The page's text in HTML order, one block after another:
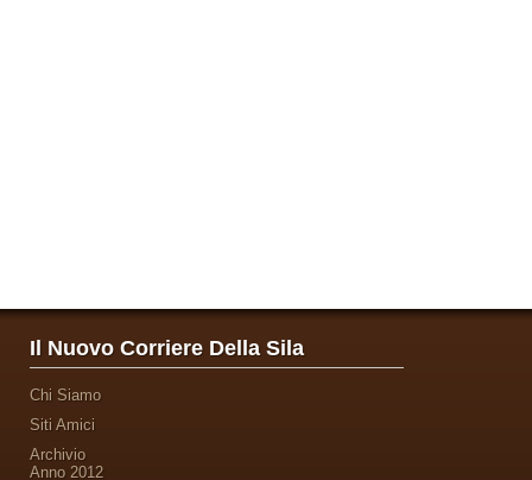
Il Nuovo Corriere Della Sila
Chi Siamo
Siti Amici
Archivio
Anno 2012